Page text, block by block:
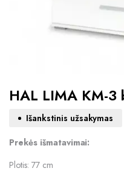
HAL LIMA KM-
Išankstinis užsakymas
Prekės išmatavimai:
Plotis: 77 cm